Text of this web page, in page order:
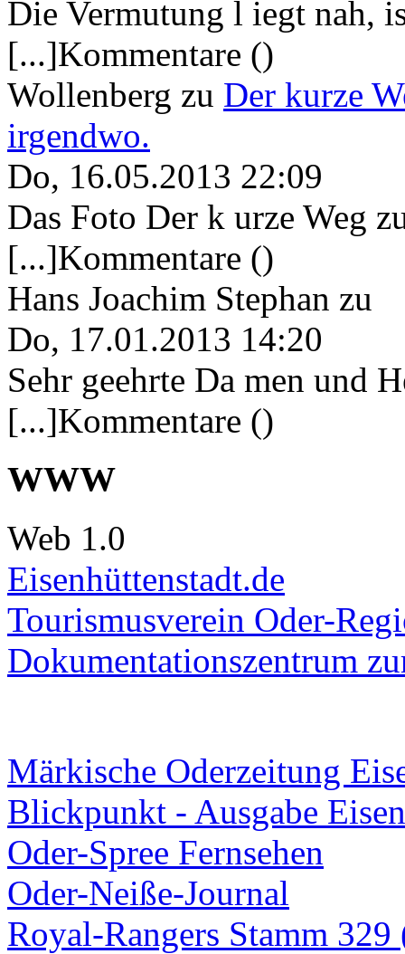
Die Vermutung l iegt nah,
[...]Kommentare ()
Wollenberg zu Der kurze
irgendwo.
Do, 16.05.2013 22:09
Das Foto Der k urze Weg
[...]Kommentare ()
Hans Joachim Stephan zu
Do, 17.01.2013 14:20
Sehr geehrte Da men und
[...]Kommentare ()
WWW
Web 1.0
Eisenhüttenstadt.de
Tourismusverein Oder-
Dokumentationszentrum
Märkische Oderzeitung
Blickpunkt - Ausgabe
Oder-Spree Fernsehen
Oder-Neiße-Journal
Royal-Rangers Stamm